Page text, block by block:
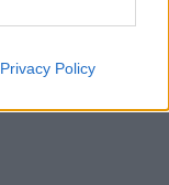
Privacy Policy